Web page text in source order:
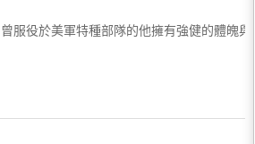
曾服役於美軍特種部隊的他擁有強健的體魄